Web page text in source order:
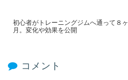
初心者がトレーニングジムへ通って８ヶ
月。変化や効果を公開
コメント